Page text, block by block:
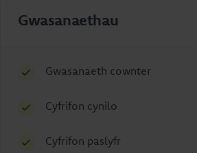
Gwasanaethau
Gwasanaeth cownter
Cyfrifon cynilo
Cyfrifon paslyfr